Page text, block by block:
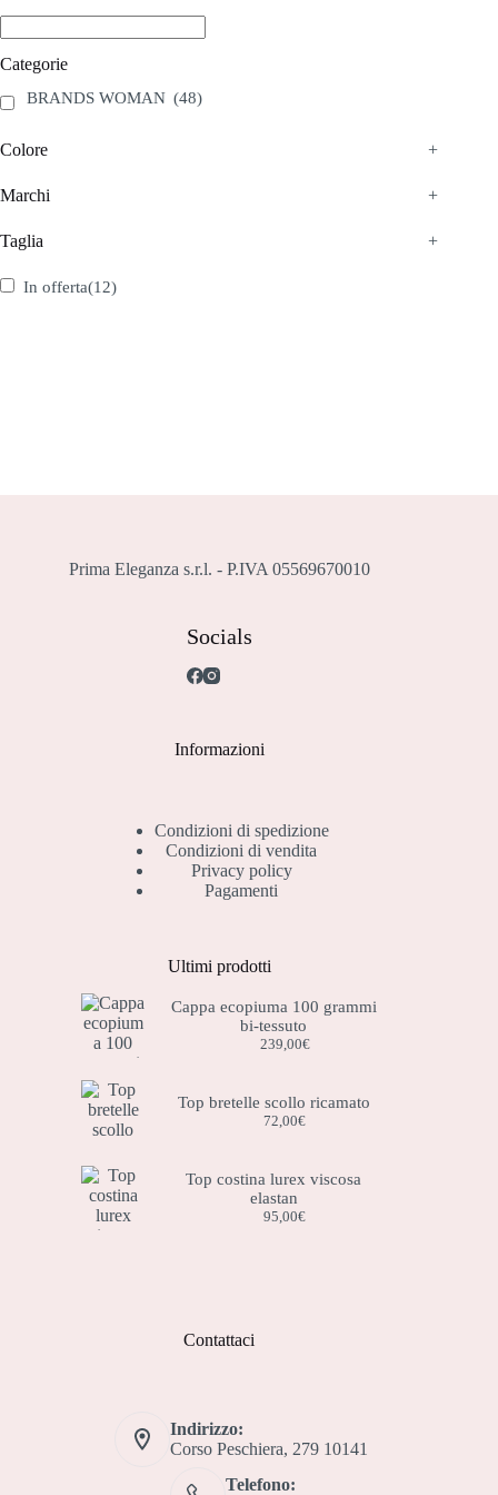
possono
essere
scelte
pagina
prodotto
Categorie
BRANDS WOMAN (48)
Colore +
Marchi +
Taglia +
In offerta(12)
Prima Eleganza s.r.l. - P.IVA 05569670010
Socials
Informazioni
Condizioni di spedizione
Condizioni di vendita
Privacy policy
Pagamenti
Ultimi prodotti
Cappa ecopiuma 100 grammi
bi-tessuto
239,00€
Top bretelle scollo ricamato
72,00€
Top costina lurex viscosa
elastan
95,00€
Contattaci
Indirizzo:
Corso Peschiera, 279 10141
Telefono: